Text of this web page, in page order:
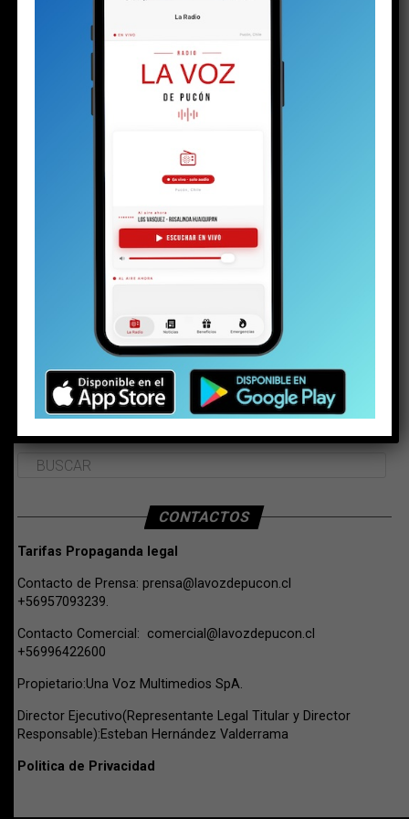
CONTACTOS
Tarifas Propaganda legal
Contacto de Prensa: prensa@lavozdepucon.cl
+56957093239.
Contacto Comercial: comercial@lavozdepucon.cl
+56996422600
Propietario:Una Voz Multimedios SpA.
Director Ejecutivo(Representante Legal Titular y Director
Responsable):Esteban Hernández Valderrama
Politica de Privacidad